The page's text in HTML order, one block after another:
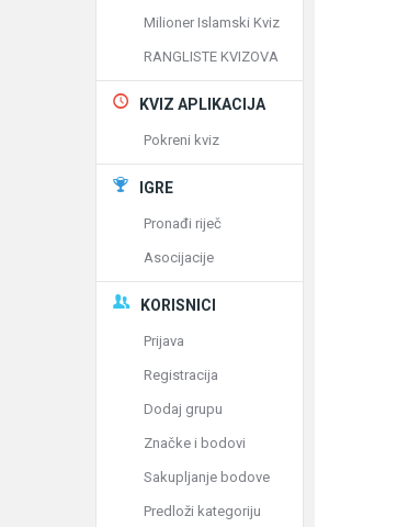
Milioner Islamski Kviz
RANGLISTE KVIZOVA
KVIZ APLIKACIJA
Pokreni kviz
IGRE
Pronađi riječ
Asocijacije
KORISNICI
Prijava
Registracija
Dodaj grupu
Značke i bodovi
Sakupljanje bodove
Predloži kategoriju